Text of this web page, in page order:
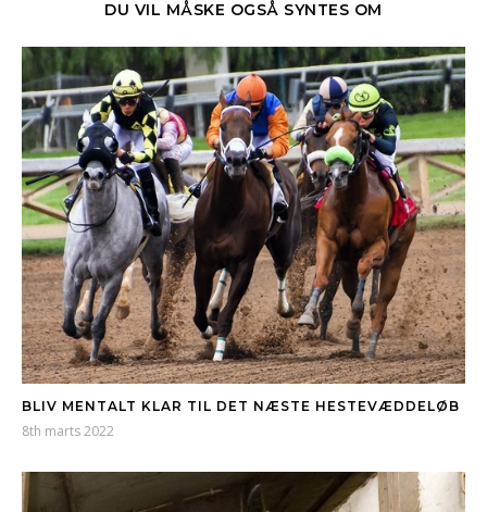
DU VIL MÅSKE OGSÅ SYNTES OM
BLIV MENTALT KLAR TIL DET NÆSTE HESTEVÆDDELØB
8th marts 2022